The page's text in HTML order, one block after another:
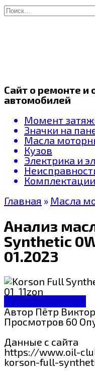
Перейти
к
Search
for:
Сайт о ремонте и
автомобилей
Момент
Значки на
Масла
Кузов
Электрика и
Комплектации
Главная » Масла
Анализ
Synthetic
01.2023
Масла моторные
АвторПётр
Просмотров 60
Данные с сайта
https://www.oil-
korson-full-